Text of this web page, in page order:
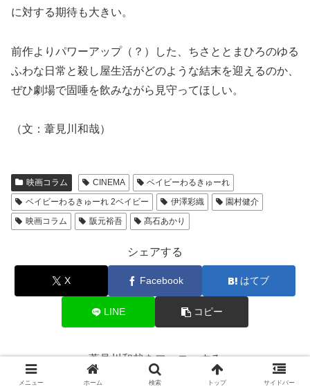
に対する期待も大きい。
前作よりパワーアップ（？）した、ちさととまひろのゆる
ふわな日常と殺し屋生活がどのような結末を迎えるのか、
ぜひ劇場で固唾を飲みながら見守ってほしい。
（文：葦見川和哉）
映画コラム CINEMA
ベイビーわるきゅーれ
ベイビーわるきゅーれ 2ベイビー
伊澤彩織
園村健介
映画コラム
阪元裕吾 髙石あかり
シェアする
X Facebook はてブ
LINE コピー
葦見川和哉をフォローする
メニュー ホーム 検索 トップ サイドバー